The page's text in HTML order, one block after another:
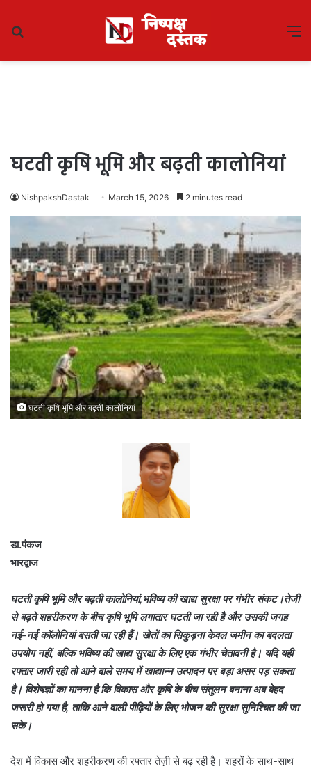
घटती कृषि भूमि और बढ़ती कालोनियां
NishpakshDastak March 15, 2026 2 minutes read
घटती कृषि भूमि और बढ़ती कालोनियां
डा.पंकज
भारद्वाज
घटती कृषि भूमि और बढ़ती कालोनियां,भविष्य की खाद्य सुरक्षा पर गंभीर संकट।तेजी
से बढ़ते शहरीकरण के बीच कृषि भूमि लगातार घटती जा रही है और उसकी जगह
नई-नई कॉलोनियां बसती जा रही हैं। खेतों का सिकुड़ना केवल जमीन का बदलता
उपयोग नहीं, बल्कि भविष्य की खाद्य सुरक्षा के लिए एक गंभीर चेतावनी है। यदि यही
रफ्तार जारी रही तो आने वाले समय में खाद्यान्न उत्पादन पर बड़ा असर पड़ सकता
है। विशेषज्ञों का मानना है कि विकास और कृषि के बीच संतुलन बनाना अब बेहद
जरूरी हो गया है, ताकि आने वाली पीढ़ियों के लिए भोजन की सुरक्षा सुनिश्चित की जा
सके।
देश में विकास और शहरीकरण की रफ्तार तेज़ी से बढ़ रही है। शहरों के साथ-साथ